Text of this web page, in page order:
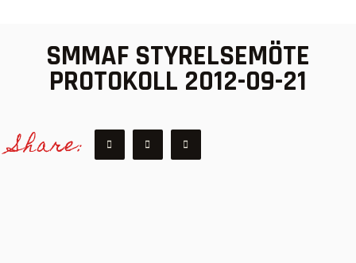
SMMAF STYRELSEMÖTE
PROTOKOLL 2012-09-21
Share: